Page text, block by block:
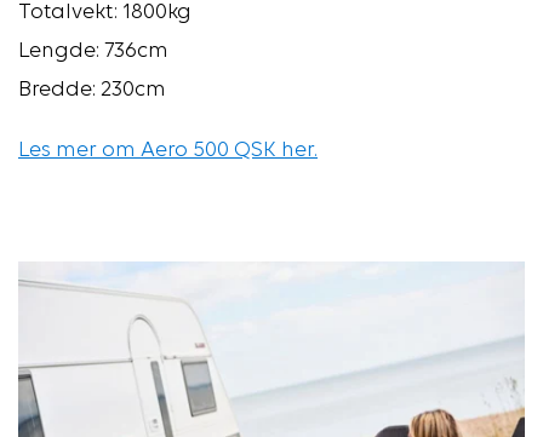
Totalvekt: 1800kg
Lengde: 736cm
Bredde: 230cm
Les mer om Aero 500 QSK her.